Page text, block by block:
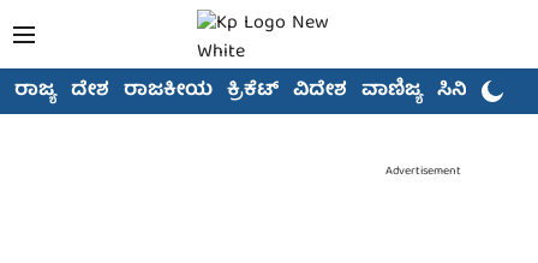
ರಾಜ್ಯ ದೇಶ ರಾಜಕೀಯ ಕ್ರಿಕೆಟ್ ವಿದೇಶ ವಾಣಿಜ್ಯ ಸಿನಿಮಾ
Advertisement